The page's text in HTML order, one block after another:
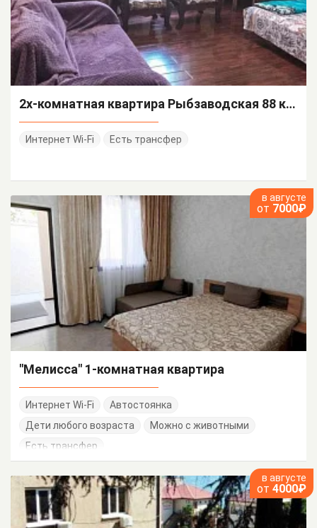
2х-комнатная квартира Рыбзаводская 88 кв 1
Интернет Wi-Fi Есть трансфер
в августе
от 7000₽
"Мелисса" 1-комнатная квартира
Интернет Wi-Fi
Автостоянка
Дети любого возраста
Можно с животными
Есть трансфер
в августе
от 4000₽